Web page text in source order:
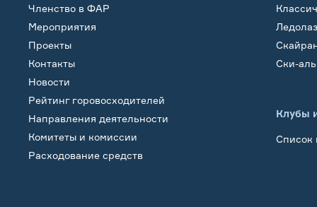
Членство в ФАР
Мероприятия
Проекты
Контакты
Новости
Рейтинг горовосходителей
Направления деятельности
Комитеты и комиссии
Расходование средств
Ски-
Клубы
Список